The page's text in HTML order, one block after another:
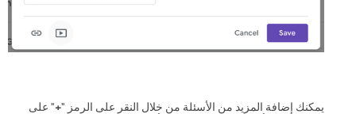
يمكنك إضافة المزيد من الأسئلة من خلال النقر على الرمز "+" على